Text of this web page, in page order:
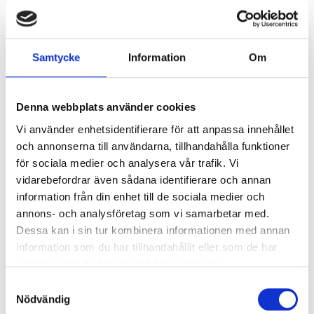
Samtycke Information Om
Denna webbplats använder cookies
Vi använder enhetsidentifierare för att anpassa innehållet
och annonserna till användarna, tillhandahålla funktioner
för sociala medier och analysera vår trafik. Vi
vidarebefordrar även sådana identifierare och annan
information från din enhet till de sociala medier och
annons- och analysföretag som vi samarbetar med.
Dessa kan i sin tur kombinera informationen med annan
information som du har tillhandahållit eller som de har
Nödvändig
kan systemet arbeta kontinuerligt och
konsekvent.
Det betyder inte att lantbrukaren blir mindre
repetitiva moment frigörs tid till andra viktiga
Tornsilo och automatisk utfodring i
samma kedja
För grovfoderhantering är tornsilon en viktig del
av en automatiserad lösning. Den möjliggör
effektiv inläggning, lagring och uttagning av
grovfoderflöde.